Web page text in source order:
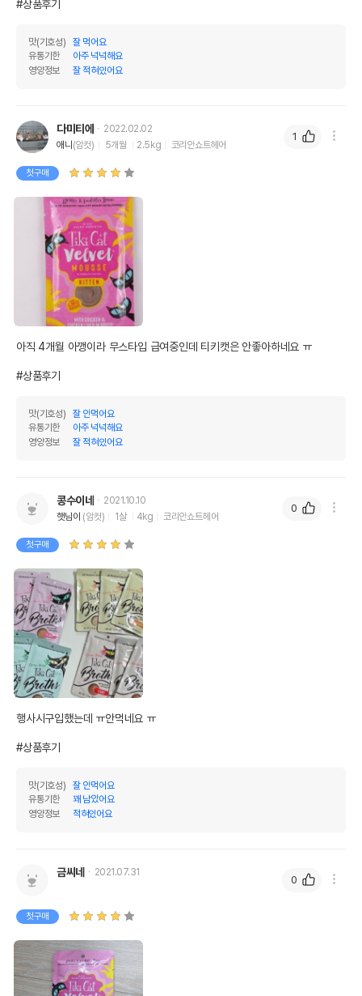
영양정보
조단백질 10% 50%
조지방
조회분
오메가3 0%
오메가6
수분
탄수화물
기타성분
상세 정보
비타민E보충제,비타민A보충제,잔탄검,구리아미
제품 타입 파우치
* 브랜드사에서 제공한 정보로 모든 책임은 브랜드사에 있습니다.
* 해당 정보는 브랜드사 사정에 의해 일부 변경될 수 있습니다.
상품 필수 정보
#상품후기
맛(기호성)
잘 먹어요
유통기한
아주 넉넉해요
영양정보
잘 적혀있어요
다미티에
2022.02.02
애니(암컷) 5개월 2.5kg 코리안쇼트헤어
첫구매
아직 4개월 아깽이라 무스타입 급여중인데 티키캣은 안좋아하네요 ㅠ
#상품후기
맛(기호성)
잘 안먹어요
유통기한
아주 넉넉해요
영양정보
잘 적혀있어요
1
콩수이네
2021.10.10
햇님이 (암컷) 1살 4kg 코리안쇼트헤어
첫구매
행사시구입했는데 ㅠ안먹네요 ㅠ
#상품후기
맛(기호성)
잘 안먹어요
유통기한
꽤 남았어요
영양정보
적혀있어요
0
금씨네 2021.07.31
첫구매
0